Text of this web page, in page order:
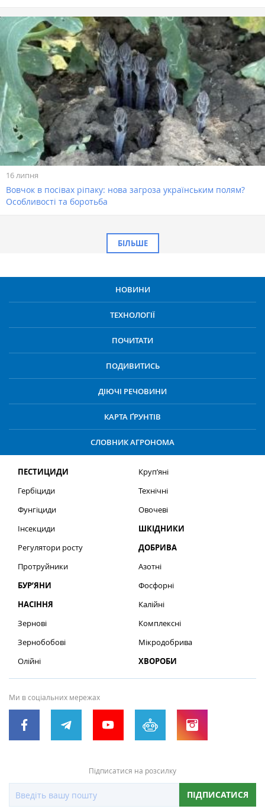
16 липня
Вовчок в посівах ріпаку: нова загроза українським полям?
Особливості та боротьба
БІЛЬШЕ
НОВИНИ
ТЕХНОЛОГІЇ
ПОЧИТАТИ
ПОДИВИТИСЬ
ДІЮЧІ РЕЧОВИНИ
КАРТА ҐРУНТІВ
СЛОВНИК АГРОНОМА
ПЕСТИЦИДИ
Гербіциди
Фунгіциди
Інсекциди
Регулятори росту
Протруйники
БУР’ЯНИ
НАСІННЯ
Зернові
Зернобобові
Олійні
Круп’яні
Технічні
Овочеві
ШКІДНИКИ
ДОБРИВА
Азотні
Фосфорні
Калійні
Комплексні
Мікродобрива
ХВОРОБИ
Ми в соціальних мережах
Підписатися на розсилку
ПІДПИСАТИСЯ